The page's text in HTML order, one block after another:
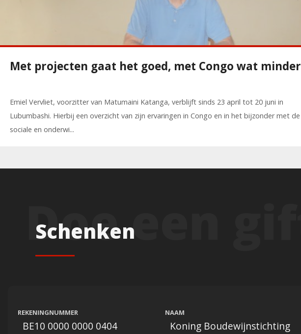
Met projecten gaat het goed, met Congo wat minder
Emiel Vervliet, voorzitter van Matumaini Katanga, verblijft sinds 23 april tot 20 juni in
Lubumbashi. Hierbij een overzicht van zijn ervaringen in Congo en in het bijzonder met de
sociale en onderwi...
Schenken
REKENINGNUMMER
BE10 0000 0000 0404
NAAM
Koning Boudewijnstichting